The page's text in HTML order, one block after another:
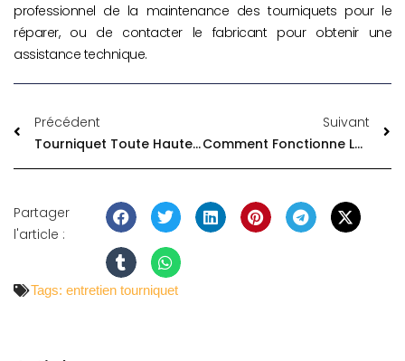
professionnel de la maintenance des tourniquets pour le
réparer, ou de contacter le fabricant pour obtenir une
assistance technique.
Précédent
Tourniquet Toute Hauteur – Guide Complet (2026)
Suivant
Comment Fonctionne Le Tourniquet QR Code
Partager
l'article :
Tags: entretien tourniquet